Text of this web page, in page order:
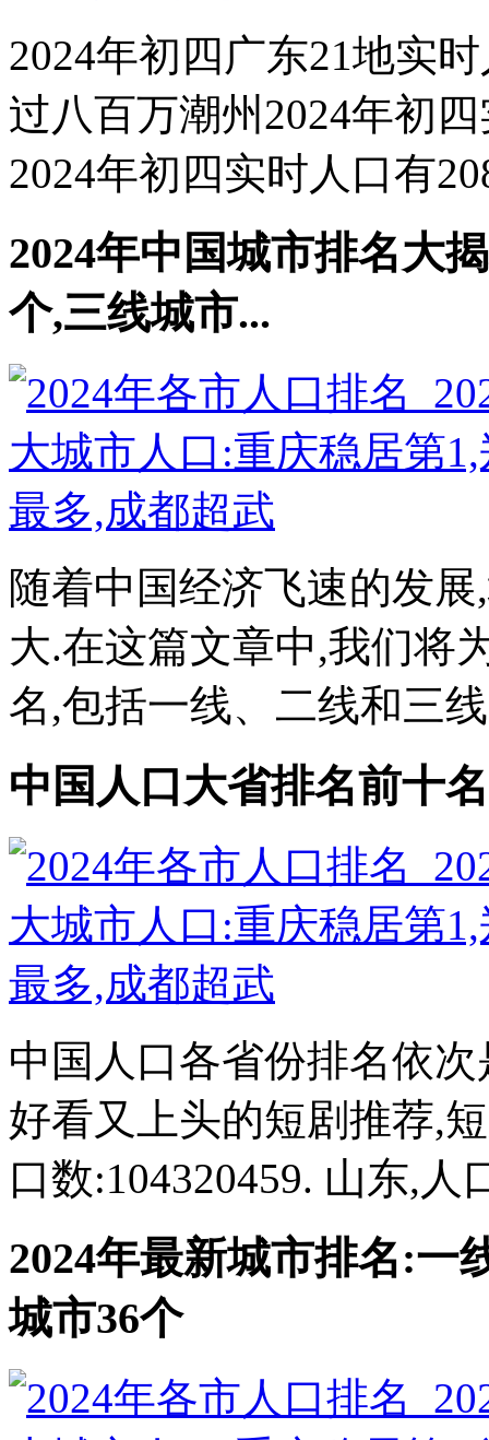
2024年初四广东21地实
过八百万潮州2024年初
2024年初四实时人口有
2024年中国城市排名大
个,三线城市...
随着中国经济飞速的发
大.在这篇文章中,我们将
名,包括一线、二线和三
中国人口大省排名前十
中国人口各省份排名依
好看又上头的短剧推荐,
口数:104320459. 山东,人
2024年最新城市排名:一
城市36个